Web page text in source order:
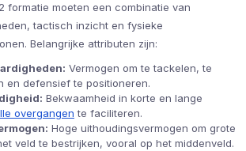
formatie moeten een combinatie van
tactisch inzicht en fysieke
Belangrijke attributen zijn:
Vermogen om te tackelen, te
en defensief te positioneren.
Bekwaamheid in korte en lange
overgangen te faciliteren.
Hoge uithoudingsvermogen om grote
veld te bestrijken, vooral op het middenveld.